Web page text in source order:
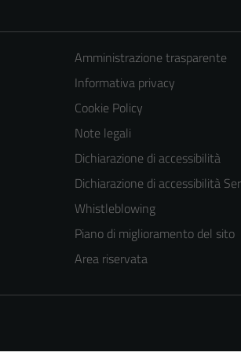
Amministrazione trasparente
Informativa privacy
Cookie Policy
Note legali
Dichiarazione di accessibilità
Dichiarazione di accessibilità
Whistleblowing
Piano di miglioramento del sito
Area riservata